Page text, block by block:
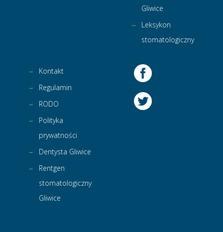
Gliwice
Leksykon
stomatologiczny
Kontakt
Regulamin
RODO
Polityka
prywatności
Dentysta Gliwice
Rentgen
stomatologiczny
Gliwice